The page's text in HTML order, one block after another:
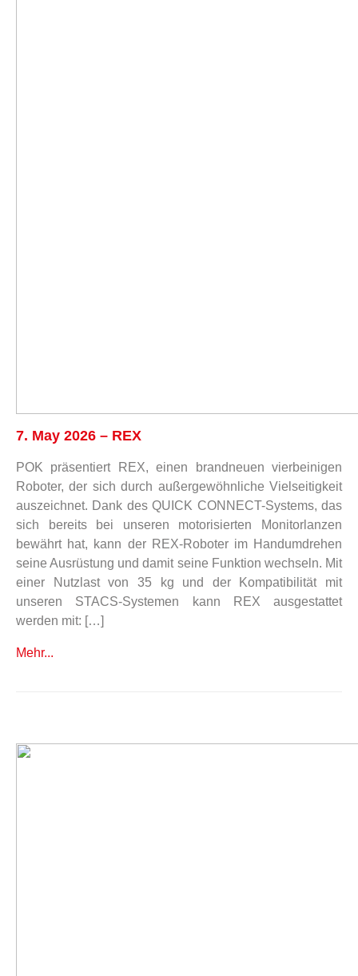
7. May 2026 – REX
POK präsentiert REX, einen brandneuen vierbeinigen
Roboter, der sich durch außergewöhnliche Vielseitigkeit
auszeichnet. Dank des QUICK CONNECT-Systems, das
sich bereits bei unseren motorisierten Monitorlanzen
bewährt hat, kann der REX-Roboter im Handumdrehen
seine Ausrüstung und damit seine Funktion wechseln. Mit
einer Nutzlast von 35 kg und der Kompatibilität mit
unseren STACS-Systemen kann REX ausgestattet
werden mit: […]
Mehr...